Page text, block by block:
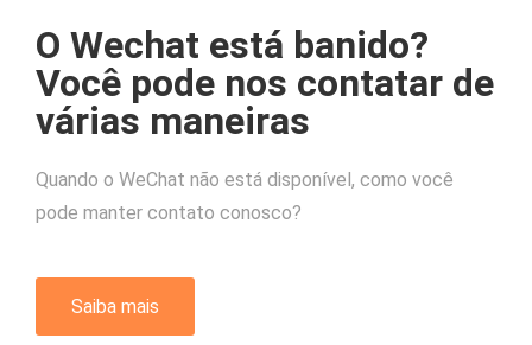
O Wechat está banido?
Você pode nos contatar de
várias maneiras
Quando o WeChat não está disponível, como você
pode manter contato conosco?
Saiba mais